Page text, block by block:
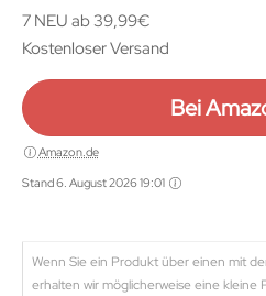
7 NEU ab 39,99€
Kostenloser Versand
Bei
Amazon.de
Stand 6. August 2026 19:01
Wenn Sie ein Produkt über einen mit
erhalten wir möglicherweise eine kleine